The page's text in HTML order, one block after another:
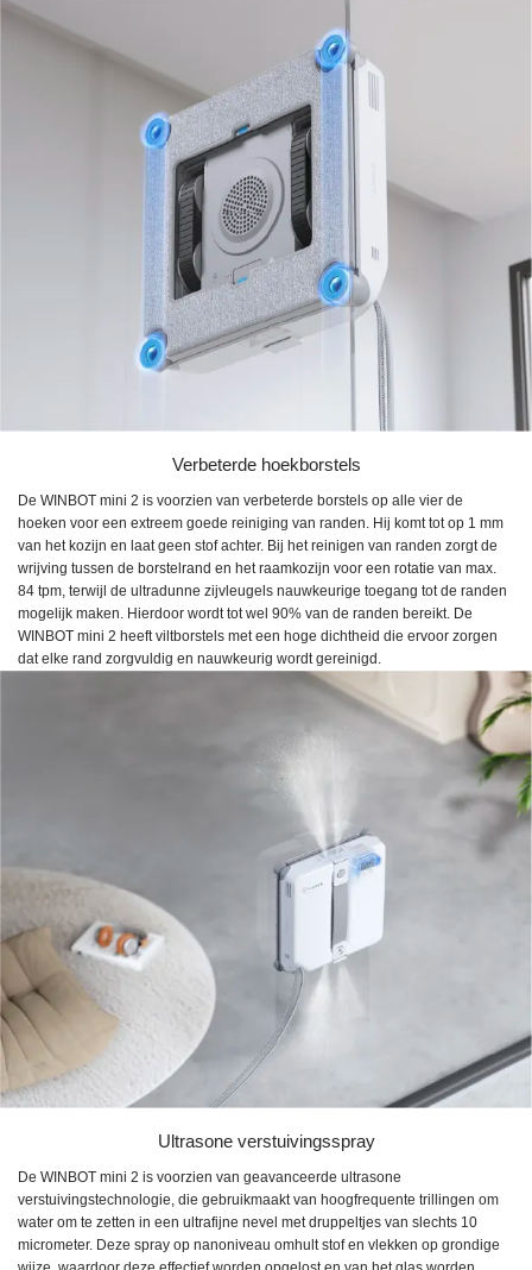
Verbeterde hoekborstels
De WINBOT mini 2 is voorzien van verbeterde borstels op alle vier de
hoeken voor een extreem goede reiniging van randen. Hij komt tot op 1 mm
van het kozijn en laat geen stof achter. Bij het reinigen van randen zorgt de
wrijving tussen de borstelrand en het raamkozijn voor een rotatie van max.
84 tpm, terwijl de ultradunne zijvleugels nauwkeurige toegang tot de randen
mogelijk maken. Hierdoor wordt tot wel 90% van de randen bereikt. De
WINBOT mini 2 heeft viltborstels met een hoge dichtheid die ervoor zorgen
dat elke rand zorgvuldig en nauwkeurig wordt gereinigd.
Ultrasone verstuivingsspray
De WINBOT mini 2 is voorzien van geavanceerde ultrasone
verstuivingstechnologie, die gebruikmaakt van hoogfrequente trillingen om
water om te zetten in een ultrafijne nevel met druppeltjes van slechts 10
micrometer. Deze spray op nanoniveau omhult stof en vlekken op grondige